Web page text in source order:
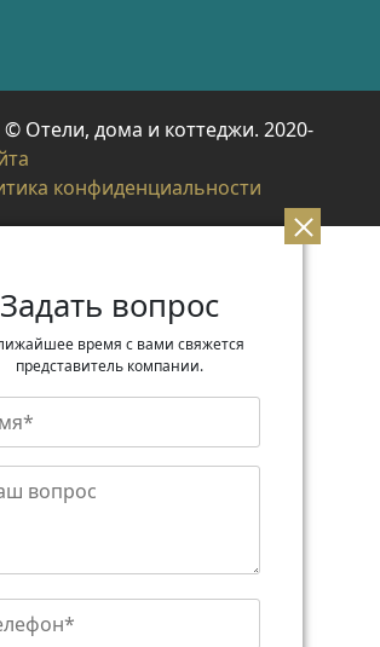
© Отели, дома и коттеджи. 2020-
конфиденциальности
Задать вопрос
время с вами свяжется
представитель компании.